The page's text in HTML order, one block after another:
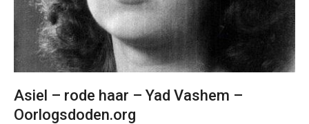
Asiel – rode haar – Yad Vashem –
Oorlogsdoden.org